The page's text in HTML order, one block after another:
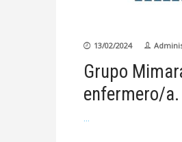
13/02/2024
Grupo
enfermero/a.